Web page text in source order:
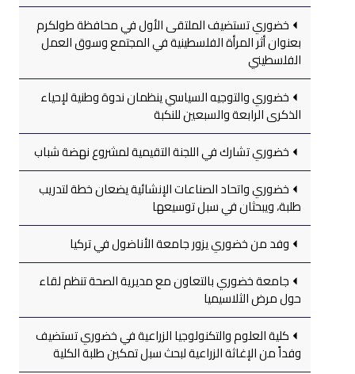
خضوري تستضيف الملتقى الأول في محافظة طولكرم
بعنوان أثر المرأة الفلسطينية في المجتمع وسوق العمل
الفلسطيني
خضوري والتوجيه السياسي ينظمان ندوة وطنية لإحياء
الذكرى الرابعة والسبعين للنكبة
خضوري تشارك في اللجنة التقيمية لمشروع نهضة شباب
خضوري واتحاد الصناعات الإنشائية يضعان خطة لتدريب
طلبة، ويبحثان في سبل توسيعها
وفد من خضوري يزور جامعة الأناضول في تركيا
جامعة خضوري بالتعاون مع مديرية الصحة تنظم لقاء
حول مرض الثلاسيميا
كلية العلوم والتكنولوجيا الزراعية في خضوري تستضيف
وفداً من الإغاثة الزراعية لبحث سبل تمكين طلبة الكلية